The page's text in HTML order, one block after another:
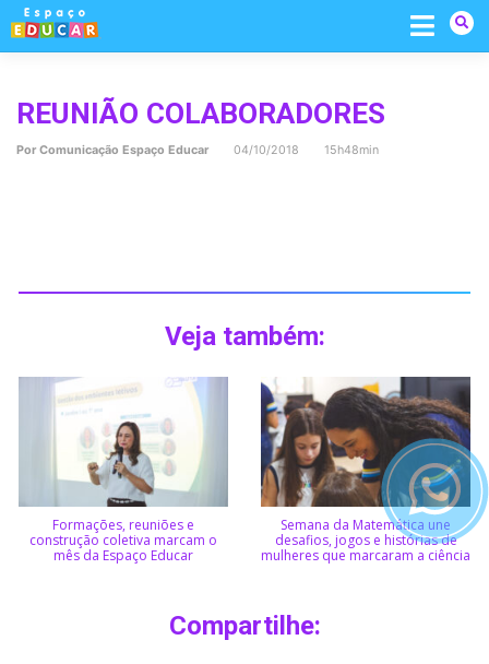
Skip
content
REUNIÃO COLABORADORES
Por Comunicação Espaço Educar 04/10/2018 15h48min
Veja também:
Formações, reuniões e
construção coletiva marcam o
mês da Espaço Educar
Semana da Matemática une
desafios, jogos e histórias de
mulheres que marcaram a ciência
Compartilhe: